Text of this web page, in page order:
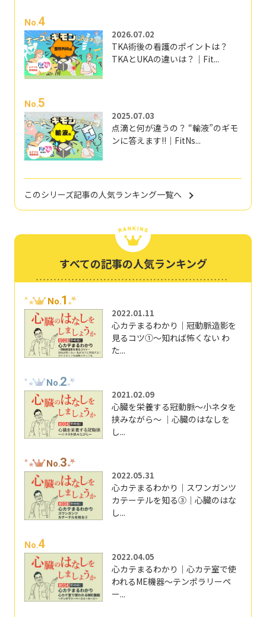
No.4
2026.07.02
TKA術後の看護のポイントは？
TKAとUKAの違いは？｜Fit...
No.5
2025.07.03
点滴と何が違うの？ “輸液”のギモ
ンに答えます!!｜FitNs...
このシリーズ記事の人気ランキング一覧へ
すべての記事の人気ランキング
No.1
2022.01.11
心カテまるわかり｜冠動脈造影を
見るコツ①～知れば怖くない わ
た...
No.2
2021.02.09
心臓を栄養する冠動脈～小ネタを
挟みながら～ ｜心臓のはなしを
し...
No.3
2022.05.31
心カテまるわかり｜スワンガンツ
カテーテルを知る③｜心臓のはな
し...
No.4
2022.04.05
心カテまるわかり｜心カテ室で使
われるME機器～テンポラリーペ
ー...